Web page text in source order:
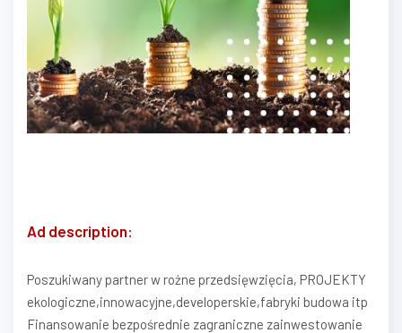
Ad description:
Poszukiwany partner w rożne przedsięwzięcia, PROJEKTY
ekologiczne,innowacyjne,developerskie,fabryki budowa itp
Finansowanie bezpośrednie zagraniczne zainwestowanie